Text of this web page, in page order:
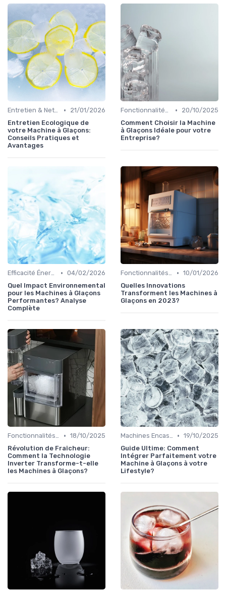
Entretien & Nettoyage •
21/01/2026
Entretien Ecologique de
votre Machine à Glaçons:
Conseils Pratiques et
Avantages
Fonctionnalités Clés •
20/10/2025
Comment Choisir la Machine
à Glaçons Idéale pour votre
Entreprise?
Efficacité Énergétique • 04/02/2026
Quel Impact Environnemental
pour les Machines à Glaçons
Performantes? Analyse
Complète
Fonctionnalités Clés • 10/01/2026
Quelles Innovations
Transforment les Machines à
Glaçons en 2023?
Fonctionnalités Clés • 18/10/2025
Révolution de Fraîcheur:
Comment la Technologie
Inverter Transforme-t-elle
les Machines à Glaçons?
Machines Encastrables • 19/10/2025
Guide Ultime: Comment
Intégrer Parfaitement votre
Machine à Glaçons à votre
Lifestyle?